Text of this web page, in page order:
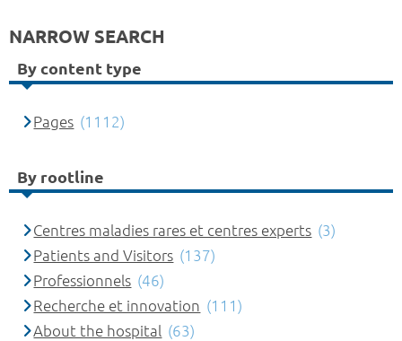
NARROW SEARCH
By content type
Pages (1112)
By rootline
Centres maladies rares et centres experts (3)
Patients and Visitors (137)
Professionnels (46)
Recherche et innovation (111)
About the hospital (63)